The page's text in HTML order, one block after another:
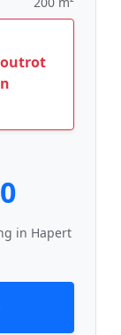
in Hapert